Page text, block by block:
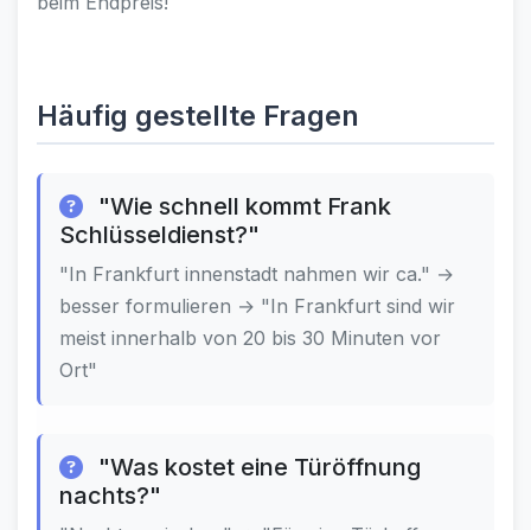
Häufig gestellte Fragen
"Wie schnell kommt Frank
Schlüsseldienst?"
"In Frankfurt innenstadt nahmen wir ca." →
besser formulieren → "In Frankfurt sind wir
meist innerhalb von 20 bis 30 Minuten vor
Ort"
"Was kostet eine Türöffnung
nachts?"